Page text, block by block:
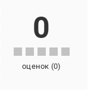
0
оценок (0)